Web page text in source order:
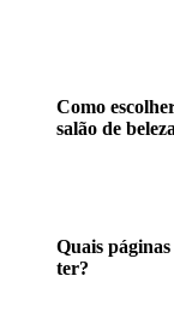
Como
salão de
Quais páginas
ter?